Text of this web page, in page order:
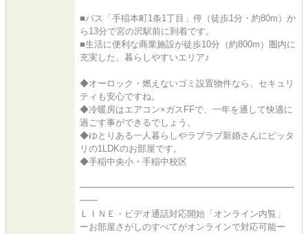
■バス「手稲本町1条1丁目」停（徒歩1分・約80m）か
ら13分で宮の沢駅前に到着です。
■生活に便利な商業施設が徒歩10分（約800m）圏内に
充実した、暮らしやすいエリア♪
◆オーロック・燃えないゴミ設置物件なら、セキュリ
ティも安心ですね。
◆冷暖房はエアコン×ガスFFで、一年を通して快適に
過ごす事ができるでしょう。
◆ゆとりある一人暮らしやラブラブ新婚さんにピッタ
リの1LDKのお部屋です。
◆手稲中央小・手稲中校区
━━━━━━━━━━━━━━━━━━━━━━━━
━━
ＬＩＮＥ・ビデオ通話対応開始「オンライン内覧」
ーお部屋さがしのすべてがオンラインで対応可能ー